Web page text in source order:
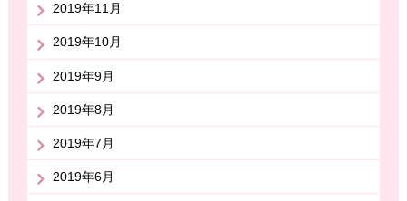
2019年11月
2019年10月
2019年9月
2019年8月
2019年7月
2019年6月